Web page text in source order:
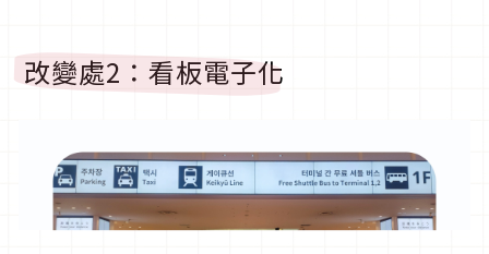
改變處2：看板電子化